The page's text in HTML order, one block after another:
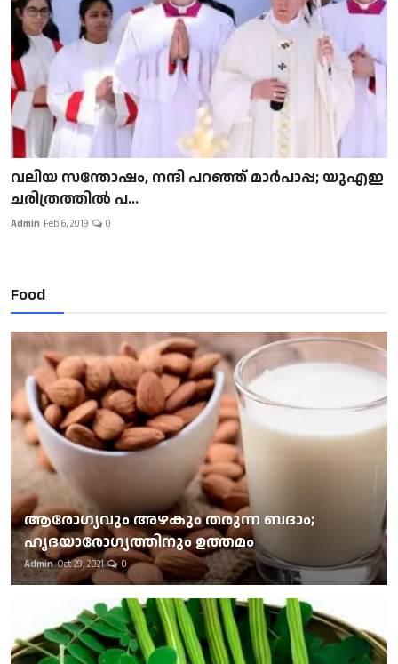
വലിയ സന്തോഷം, നന്ദി പറഞ്ഞ് മാർപാപ്പ; യുഎഇ
ചരിത്രത്തിൽ പ...
Admin Feb 6, 2019 0
Food
ആരോഗ്യവും അഴകും തരുന്ന ബദാം;
ഹൃദയാരോഗ്യത്തിനും ഉത്തമം
Admin Oct 29, 2021 0